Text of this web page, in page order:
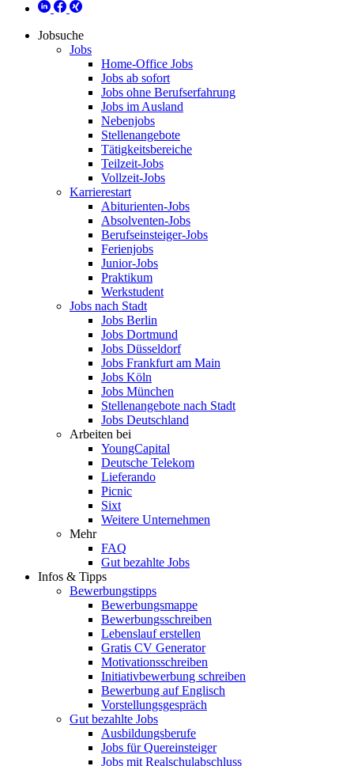
Jobsuche
Jobs
Home-Office Jobs
Jobs ab sofort
Jobs ohne Berufserfahrung
Jobs im Ausland
Nebenjobs
Stellenangebote
Tätigkeitsbereiche
Teilzeit-Jobs
Vollzeit-Jobs
Karrierestart
Abiturienten-Jobs
Absolventen-Jobs
Berufseinsteiger-Jobs
Ferienjobs
Junior-Jobs
Praktikum
Werkstudent
Jobs nach Stadt
Jobs Berlin
Jobs Dortmund
Jobs Düsseldorf
Jobs Frankfurt am Main
Jobs Köln
Jobs München
Stellenangebote nach Stadt
Jobs Deutschland
Arbeiten bei
YoungCapital
Deutsche Telekom
Lieferando
Picnic
Sixt
Weitere Unternehmen
Mehr
FAQ
Gut bezahlte Jobs
Infos & Tipps
Bewerbungstipps
Bewerbungsmappe
Bewerbungsschreiben
Lebenslauf erstellen
Gratis CV Generator
Motivationsschreiben
Initiativbewerbung schreiben
Bewerbung auf Englisch
Vorstellungsgespräch
Gut bezahlte Jobs
Ausbildungsberufe
Jobs für Quereinsteiger
Jobs mit Realschulabschluss